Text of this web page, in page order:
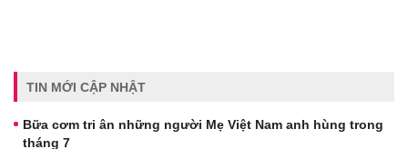
TIN MỚI CẬP NHẬT
Bữa cơm tri ân những người Mẹ Việt Nam anh hùng trong
tháng 7